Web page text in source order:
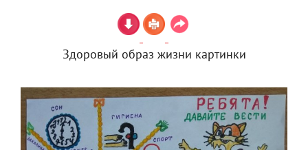
Здоровый образ жизни картинки